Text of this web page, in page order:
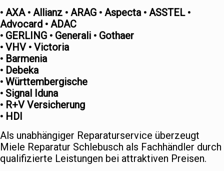
• AXA • Allianz • ARAG • Aspecta • ASSTEL •
Advocard • ADAC
• GERLING • Generali • Gothaer
• VHV • Victoria
• Barmenia
• Debeka
• Württembergische
• Signal Iduna
• R+V Versicherung
• HDI
Als unabhängiger Reparaturservice überzeugt
Miele Reparatur Schlebusch als Fachhändler durch
qualifizierte Leistungen bei attraktiven Preisen.